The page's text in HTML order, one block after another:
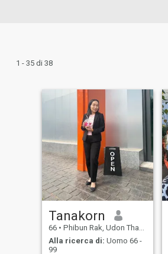
1 - 35 di 38
Tanakorn
66 • Phibun Rak, Udon Thani, Thailandia
Alla ricerca di: Uomo 66 -
99